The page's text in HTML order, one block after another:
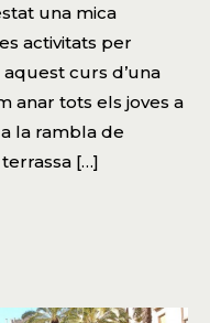
una mica
activitats per
curs d’una
anar tots els joves a
la rambla de
[…]